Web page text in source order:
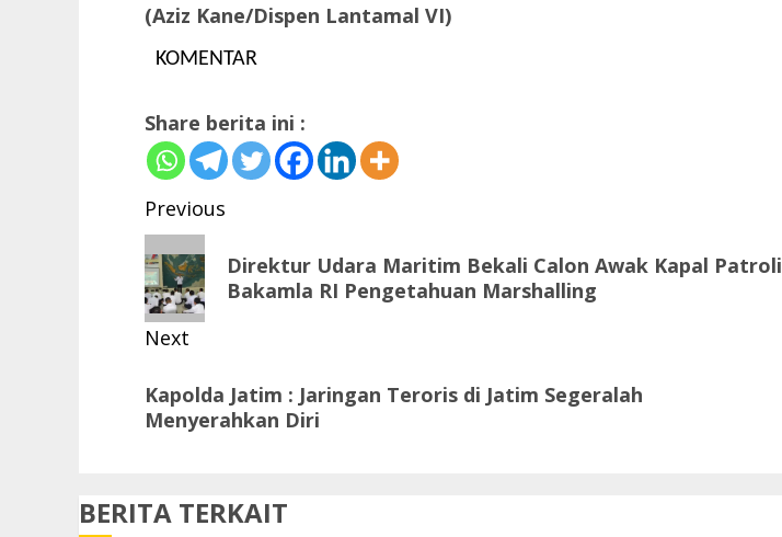
(Aziz Kane/Dispen Lantamal VI)
KOMENTAR
Share berita ini :
Post
navigation
Previous
Previous
post:
Direktur Udara Maritim Bekali Calon Awak Kapal Patroli
Bakamla RI Pengetahuan Marshalling
Next
post:
Kapolda Jatim : Jaringan Teroris di Jatim Segeralah
Menyerahkan Diri
BERITA TERKAIT